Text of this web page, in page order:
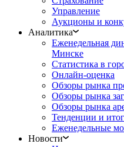
Управление
Аукционы и
Аналитика
Еженедельная
Минске
Статистика в
Онлайн-оценка
Обзоры рынка
Обзоры рынка
Обзоры рынка
Тенденции и
Еженедельные
Новости